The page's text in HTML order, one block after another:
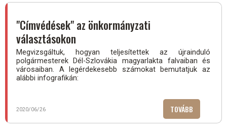
HATÁRON
"Címvédések" az önkormányzati
választásokon
Megvizsgáltuk, hogyan teljesítettek az újrainduló
polgármesterek Dél-Szlovákia magyarlakta falvaiban és
városaiban. A legérdekesebb számokat bemutatjuk az
alábbi infografikán:
2020/06/26 TOVÁBB
AZ